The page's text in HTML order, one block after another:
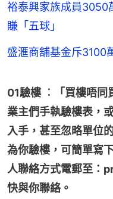
裕泰興家族成員
賺「五球」
盛滙商舖基金斥3100
01驗樓 ︰「買樓唔同
業主們手執驗樓表，
入手，甚至忽略單位
為你驗樓，可簡單寫
人聯絡方式電郵至：
快與你聯絡。